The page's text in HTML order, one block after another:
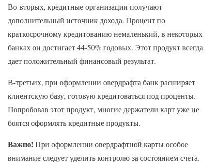
Во-вторых, кредитные организации получают
дополнительный источник дохода. Процент по
краткосрочному кредитованию немаленький, в некоторых
банках он достигает 44-50% годовых. Этот продукт всегда
дает положительный финансовый результат.
В-третьих, при оформлении овердрафта банк расширяет
клиентскую базу, готовую кредитоваться под проценты.
Попробовав этот продукт, многие держатели карт уже не
боятся оформлять кредитные продукты.
Важно! При оформлении овердрафтной карты особое
внимание следует уделить контролю за состоянием счета.